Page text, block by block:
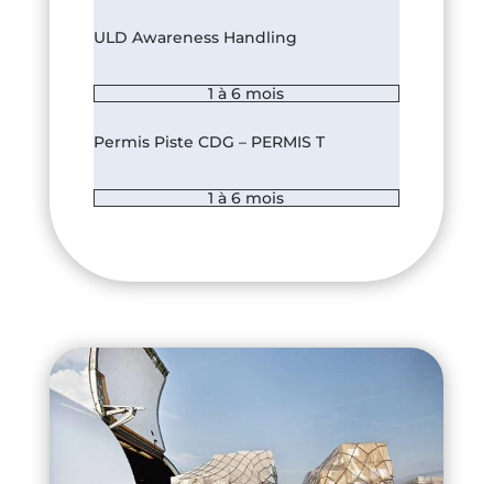
ULD Awareness Handling
1 à 6 mois
Permis Piste CDG – PERMIS T
1 à 6 mois